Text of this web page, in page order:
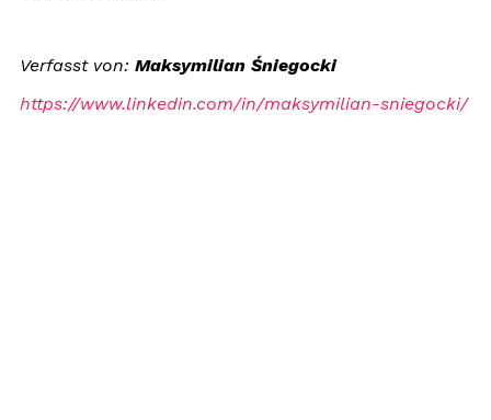
Verfasst von: Maksymilian Śniegocki
https://www.linkedin.com/in/maksymilian-sniegocki/